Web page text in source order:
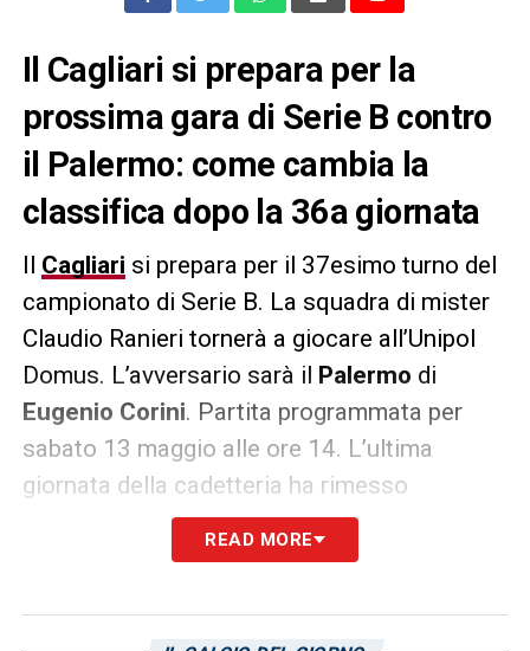
Il Cagliari si prepara per la
prossima gara di Serie B contro
il Palermo: come cambia la
classifica dopo la 36a giornata
Il Cagliari si prepara per il 37esimo turno del
campionato di Serie B. La squadra di mister
Claudio Ranieri tornerà a giocare all’Unipol
Domus. L’avversario sarà il Palermo di
Eugenio Corini. Partita programmata per
sabato 13 maggio alle ore 14. L’ultima
giornata della cadetteria ha rimesso
decisamente in carreggiata la formazione
isolana. La formazione rossoblù ha vinto per
READ MORE